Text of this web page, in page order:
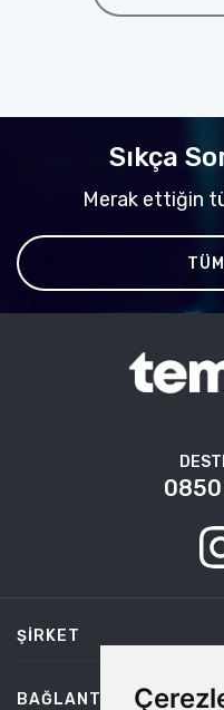
Sıkça
Merak ettiğin
ŞIRKET
BAĞLANTILAR